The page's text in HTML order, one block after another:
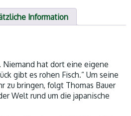
Information
Niemand hat dort eine eigene
gibt es rohen Fisch.“ Um seine
zu bringen, folgt Thomas Bauer
Welt rund um die japanische